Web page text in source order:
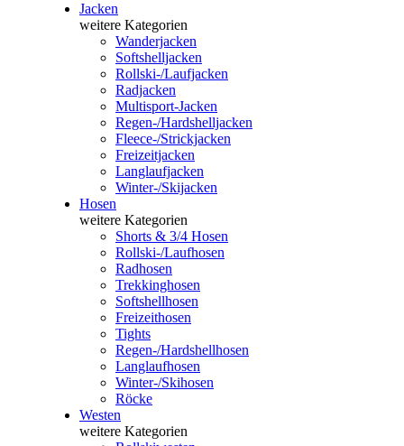
Jacken
weitere Kategorien
Wanderjacken
Softshelljacken
Rollski-/Laufjacken
Radjacken
Multisport-Jacken
Regen-/Hardshelljacken
Fleece-/Strickjacken
Freizeitjacken
Langlaufjacken
Winter-/Skijacken
Hosen
weitere Kategorien
Shorts & 3/4 Hosen
Rollski-/Laufhosen
Radhosen
Trekkinghosen
Softshellhosen
Freizeithosen
Tights
Regen-/Hardshellhosen
Langlaufhosen
Winter-/Skihosen
Röcke
Westen
weitere Kategorien